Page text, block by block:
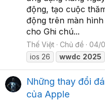
động, tạo cuộc
động trên màn
cho Ghi chú...
Thế Việt Chủ đề 04/
ios 26
wwdc 2025
Những thay đổi
của Apple